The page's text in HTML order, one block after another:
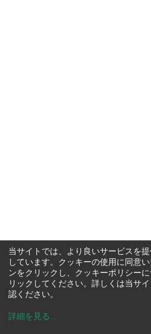
当サイトでは、より良いサービスを
しています。クッキーの使用に同意
ンをクリックし、クッキーポリシー
リックしてください。詳しくは当サ
認ください。
詳細を見る ...